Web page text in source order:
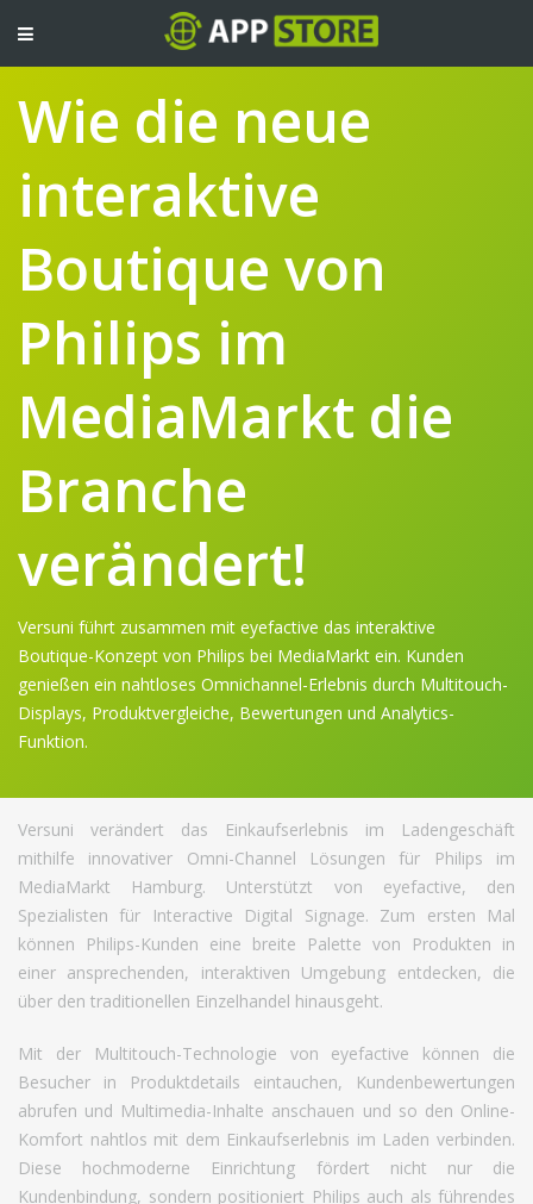
TOGGLE
NAVIGATION
Wie die neue
interaktive
Boutique von
Philips im
MediaMarkt die
Branche
verändert!
Versuni führt zusammen mit eyefactive das interaktive
Boutique-Konzept von Philips bei MediaMarkt ein. Kunden
genießen ein nahtloses Omnichannel-Erlebnis durch Multitouch-
Displays, Produktvergleiche, Bewertungen und Analytics-
Funktion.
Versuni verändert das Einkaufserlebnis im Ladengeschäft
mithilfe innovativer Omni-Channel Lösungen für Philips im
MediaMarkt Hamburg. Unterstützt von eyefactive, den
Spezialisten für Interactive Digital Signage. Zum ersten Mal
können Philips-Kunden eine breite Palette von Produkten in
einer ansprechenden, interaktiven Umgebung entdecken, die
über den traditionellen Einzelhandel hinausgeht.
Mit der Multitouch-Technologie von eyefactive können die
Besucher in Produktdetails eintauchen, Kundenbewertungen
abrufen und Multimedia-Inhalte anschauen und so den Online-
Komfort nahtlos mit dem Einkaufserlebnis im Laden verbinden.
Diese hochmoderne Einrichtung fördert nicht nur die
Kundenbindung, sondern positioniert Philips auch als führendes